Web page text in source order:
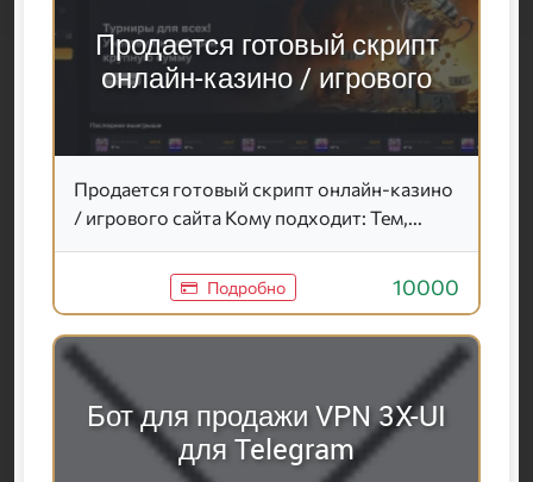
Продается готовый скрипт
онлайн-казино / игрового
Продается готовый скрипт онлайн-казино
/ игрового сайта Кому подходит: Тем,...
Подробно 10000
Бот для продажи VPN 3X-UI
для Telegram